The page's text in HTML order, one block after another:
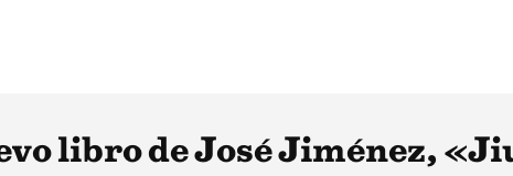
libro de José Jiménez,